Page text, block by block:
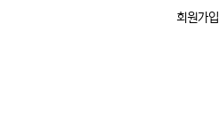
회원가입